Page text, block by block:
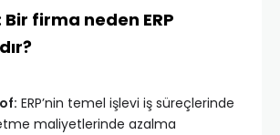
Bir firma neden ERP
ERP’nin temel işlevi iş süreçlerinde
maliyetlerinde azalma